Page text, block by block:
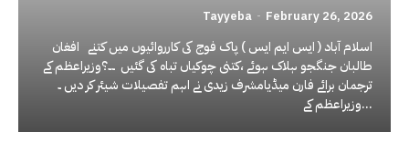
Tayyeba - February 26, 2026
اسلام آباد ( ایس ایم ایس ) پاک فوج کی کارروائیوں میں کتنے افغان
طالبان جنگجو ہلاک ہوئے ،کتنی چوکیاں تباہ کی گئیں ۔۔؟وزیراعظم کے
ترجمان برائے فارن میڈیامشرف زیدی نے اہم تفصیلات شیئر کر دیں ۔
وزیراعظم کے...